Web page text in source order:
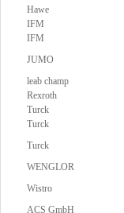
Hawe
IFM
IFM
JUMO
leab champ
Rexroth
Turck
Turck
Turck
WENGLOR
Wistro
ACS GmbH